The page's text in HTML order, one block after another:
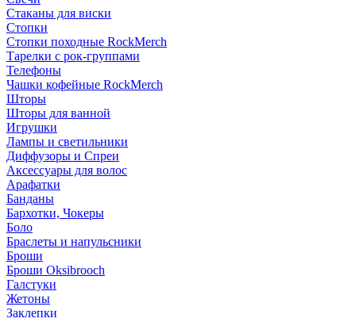
Стаканы для виски
Стопки
Стопки походные RockMerch
Тарелки с рок-группами
Телефоны
Чашки кофейные RockMerch
Шторы
Шторы для ванной
Игрушки
Лампы и светильники
Диффузоры и Спреи
Аксессуары для волос
Арафатки
Банданы
Бархотки, Чокеры
Боло
Браслеты и напульсники
Броши
Броши Oksibrooch
Галстуки
Жетоны
Заклепки